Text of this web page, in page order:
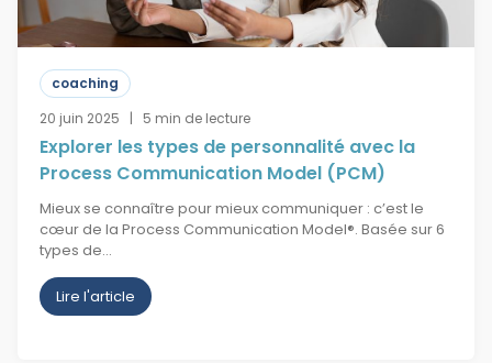
coaching
20 juin 2025 | 5 min de lecture
Explorer les types de personnalité avec la
Process Communication Model (PCM)
Mieux se connaître pour mieux communiquer : c’est le
cœur de la Process Communication Model®. Basée sur 6
types de…
Lire l'article